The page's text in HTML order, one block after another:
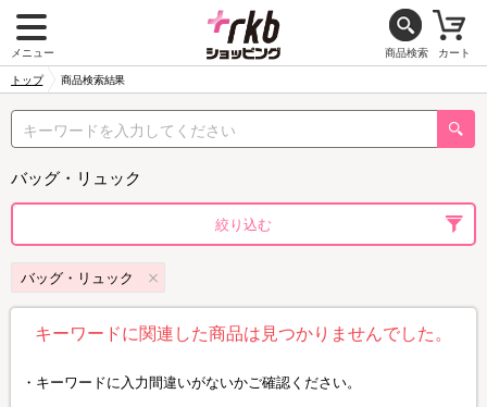
メニュー 商品検索 カート
トップ 商品検索結果
バッグ・リュック
絞り込む
バッグ・リュック
キーワードに関連した商品は見つかりませんでした。
キーワードに入力間違いがないかご確認ください。